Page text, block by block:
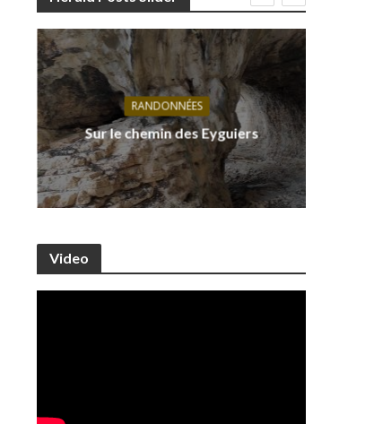
RANDONNÉES
Sur le chemin des Eyguiers
Video